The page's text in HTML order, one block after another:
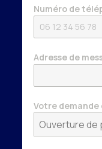
Numéro de
Adresse de
Votre demande
Ouverture de